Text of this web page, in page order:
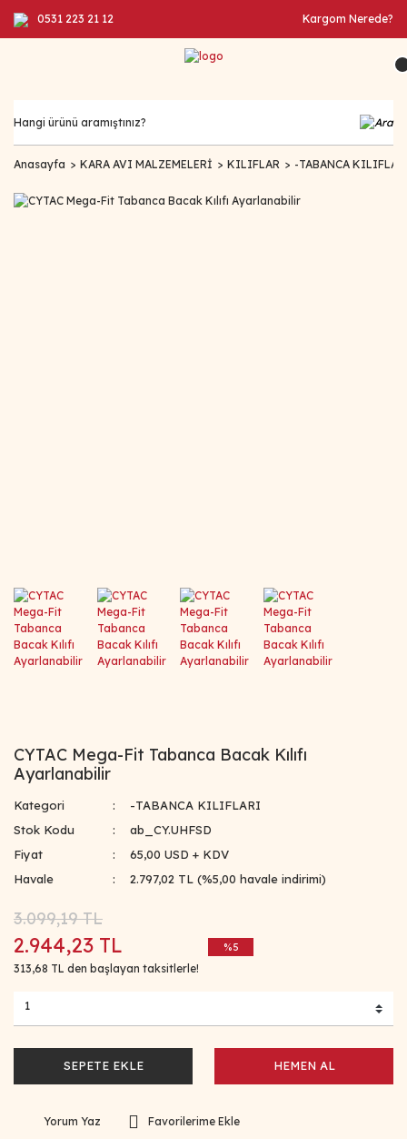
0531 223 21 12 Kargom Nerede?
Anasayfa KARA AVI MALZEMELERİ KILIFLAR -TABANCA
CYTAC Mega-Fit Tabanca Bacak Kılıfı
Ayarlanabilir
Kategori
-TABANCA KILIFLARI
Stok Kodu
ab_CY.UHFSD
Fiyat
65,00 USD + KDV
Havale
2.797,02 TL (%5,00 havale indirimi)
3.099,19 TL
2.944,23 TL
313,68 TL den başlayan taksitlerle!
%5
SEPETE EKLE HEMEN AL
Yorum Yaz